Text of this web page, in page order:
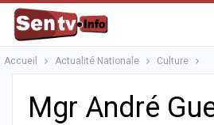
Accueil Actualité Nationale Culture
Mgr André